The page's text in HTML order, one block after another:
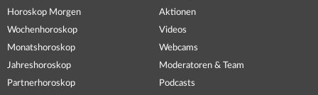
Horoskop Morgen
Wochenhoroskop
Monatshoroskop
Jahreshoroskop
Partnerhoroskop
Aktionen
Videos
Webcams
Moderatoren & Team
Podcasts